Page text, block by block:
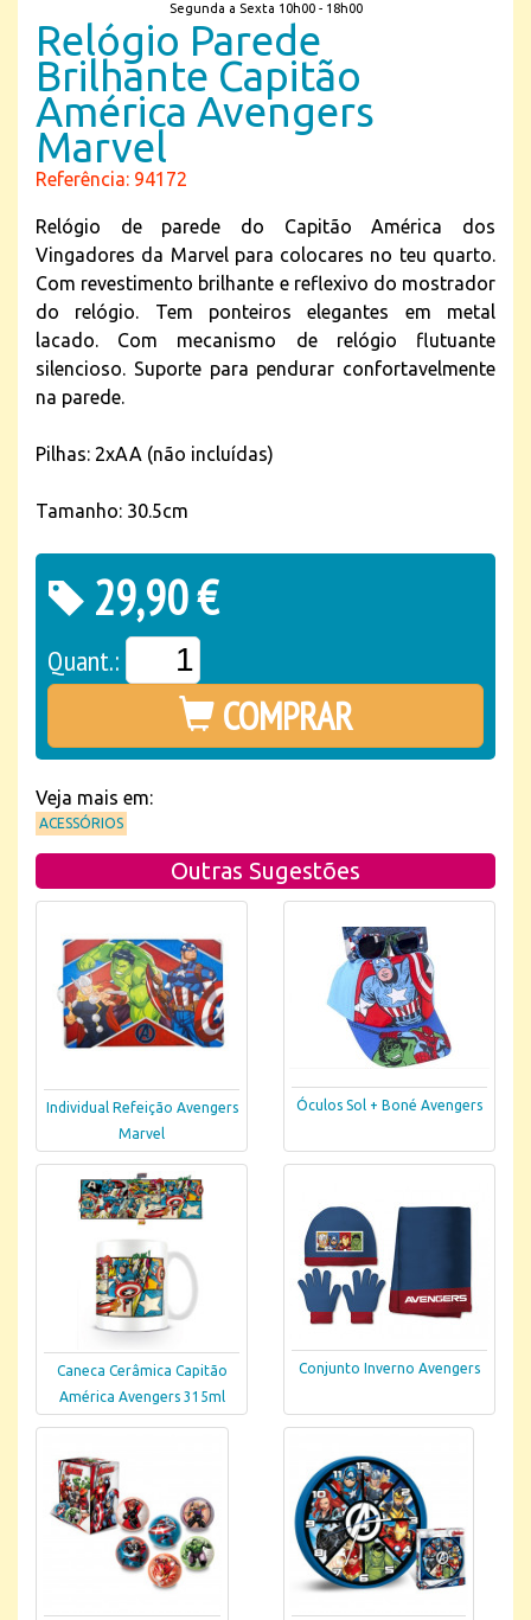
Segunda a Sexta 10h00 - 18h00
Relógio Parede
Brilhante Capitão
América Avengers
Marvel
Referência: 94172
Relógio de parede do Capitão América dos
Vingadores da Marvel para colocares no teu quarto.
Com revestimento brilhante e reflexivo do mostrador
do relógio. Tem ponteiros elegantes em metal
lacado. Com mecanismo de relógio flutuante
silencioso. Suporte para pendurar confortavelmente
na parede.
Pilhas: 2xAA (não incluídas)
Tamanho: 30.5cm
29,90 €
Quant.:
COMPRAR
Veja mais em:
ACESSÓRIOS
Outras Sugestões
Individual Refeição Avengers
Marvel
Óculos Sol + Boné Avengers
Caneca Cerâmica Capitão
América Avengers 315ml
Conjunto Inverno Avengers